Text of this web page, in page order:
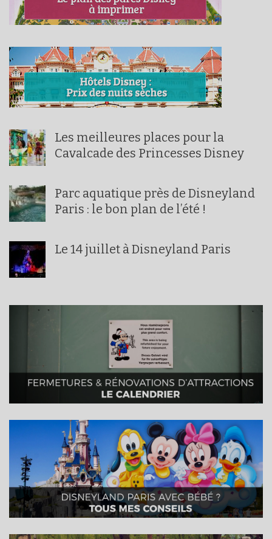
Les meilleures places pour la
Cavalcade des Princesses Disney
Parc aquatique près de Disneyland
Paris : le bon plan de l’été !
Le 14 juillet à Disneyland Paris